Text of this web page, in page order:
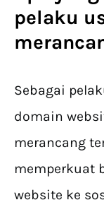
pelaku
Sebagai
domain
merancang
memperkuat
website ke